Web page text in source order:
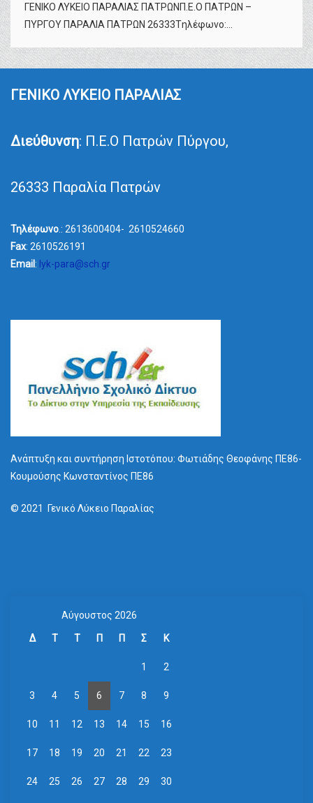
ΓΕΝΙΚΟ ΛΥΚΕΙΟ ΠΑΡΑΛΙΑΣ ΠΑΤΡΩΝΠ.Ε.Ο ΠΑΤΡΩΝ –
ΠΥΡΓΟΥ ΠΑΡΑΛΙΑ ΠΑΤΡΩΝ 26333Tηλέφωνο:...
ΓΕΝΙΚΟ ΛΥΚΕΙΟ ΠΑΡΑΛΙΑΣ
Διεύθυνση: Π.Ε.Ο Πατρών Πύργου,
26333 Παραλία Πατρών
Τηλέφωνο.: 2613600404- 2610524660
Fax: 2610526191
Email: lyk-para@sch.gr
Ανάπτυξη και συντήρηση Ιστοτόπου: Φωτιάδης Θεοφάνης ΠΕ86-
Κουμούσης Κωνσταντίνος ΠΕ86
© 2021 Γενικό Λύκειο Παραλίας
Αύγουστος 2026
Δ Τ Τ Π Π Σ Κ
1 2
3 4 5 6 7 8 9
10 11 12 13 14 15 16
17 18 19 20 21 22 23
24 25 26 27 28 29 30